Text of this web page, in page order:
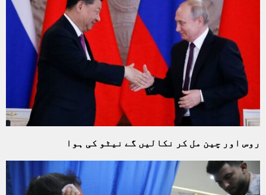
روس اور چین مل کر نکالیں گے نیٹو کی ہوا